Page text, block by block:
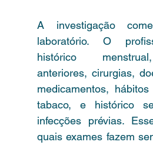
A investigação
laboratório. O
histórico
anteriores, cirurgias,
medicamentos,
tabaco, e histórico
infecções prévias.
quais exames fazem